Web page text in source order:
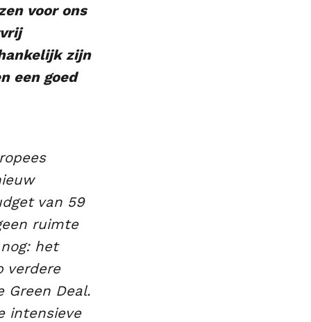
voor ons
zijn
een goed
van 59
ruimte
het
verdere
Deal.
intensieve